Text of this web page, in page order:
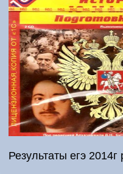
Результаты егэ 2014г